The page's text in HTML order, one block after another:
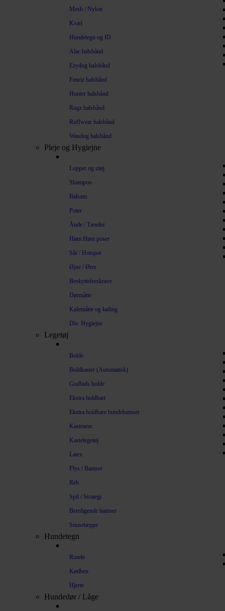
Mesh / Nylon
Kvæl
Hundetegn og ID
Alac halsbånd
Ezydog halsbånd
Fenriz halsbånd
Hunter halsbånd
Rogz halsbånd
Ruffwear halsbånd
Waudog halsbånd
Pleje og Hygiejne
Lopper og utøj
Shampoo
Balsam
Poter
Ånde / Tænder
Høm Høm poser
Sår / Hotspot
Øjne / Ører
Beskyttelseskrave
Dørmåtte
Kølemåtte og køling
Div. Hygiejne
Legetøj
Bolde
Boldkaster (Automatisk)
Godbids bolde
Ekstra holdbart
Ekstra holdbare hundebamser
Kastearm
Kastelegetøj
Latex
Plys / Bamser
Reb
Spil / Strategi
Beroligende bamser
Snusetæppe
Hundetegn
Runde
Kødben
Hjerte
Hundedør / Låge